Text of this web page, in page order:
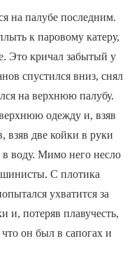
на палубе последним.
к паровому катеру,
Это кричал забытый у
спустился вниз, снял
на верхнюю палубу.
одежду и, взяв
взяв две койки в руки
в воду. Мимо него несло
С плотика
ухватится за
и, потеряв плавучесть,
он был в сапогах и